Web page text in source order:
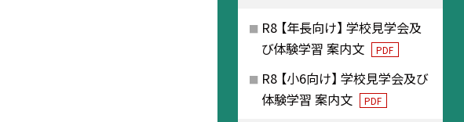
R8 【年長向け】 学校見学会及
び体験学習 案内文
PDF
R8 【小6向け】 学校見学会及び
体験学習 案内文
PDF